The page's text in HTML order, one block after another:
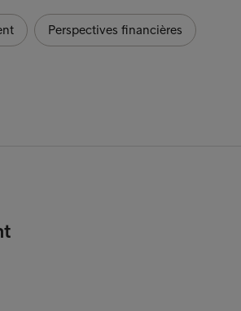
Perspectives financières